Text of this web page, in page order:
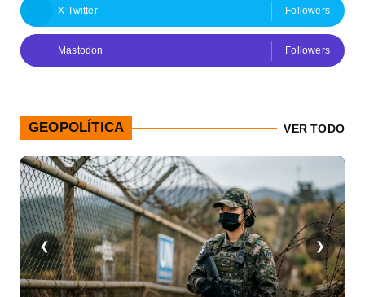
X-Twitter Followers
Mastodon Followers
GEOPOLÍTICA VER TODO
❮ ❯